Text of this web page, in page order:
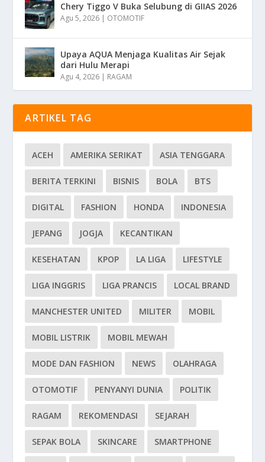
Chery Tiggo V Buka Selubung di GIIAS 2026
Agu 5, 2026 | OTOMOTIF
Upaya AQUA Menjaga Kualitas Air Sejak
dari Hulu Merapi
Agu 4, 2026 | RAGAM
ARTIKEL TAG
ACEH AMERIKA SERIKAT ASIA TENGGARA
BERITA TERKINI BISNIS BOLA BTS
DIGITAL FASHION HONDA INDONESIA
JEPANG JOGJA KECANTIKAN
KESEHATAN KPOP LA LIGA LIFESTYLE
LIGA INGGRIS LIGA PRANCIS LOCAL BRAND
MANCHESTER UNITED MILITER MOBIL
MOBIL LISTRIK MOBIL MEWAH
MODE DAN FASHION NEWS OLAHRAGA
OTOMOTIF PENYANYI DUNIA POLITIK
RAGAM REKOMENDASI SEJARAH
SEPAK BOLA SKINCARE SMARTPHONE